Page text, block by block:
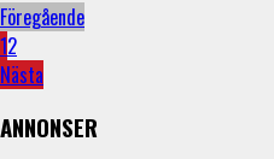
Föregående
12
Nästa
ANNONSER